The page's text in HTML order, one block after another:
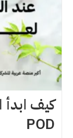
كيف ابدأ
POD